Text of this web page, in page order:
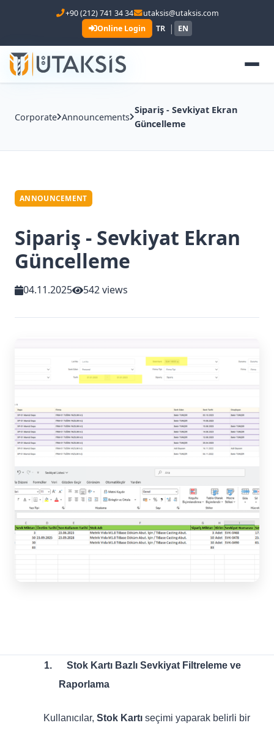
+90 (212) 741 34 34
utaksis@utaksis.com
Online Login
TR | EN
Corporate Announcements
Sipariş - Sevkiyat Ekran
Güncelleme
ANNOUNCEMENT
Sipariş - Sevkiyat Ekran
Güncelleme
04.11.2025 542 views
1.
Stok Kartı Bazlı Sevkiyat Filtreleme ve
Raporlama
Kullanıcılar,Stok Kartı seçimi yaparak belirli bir